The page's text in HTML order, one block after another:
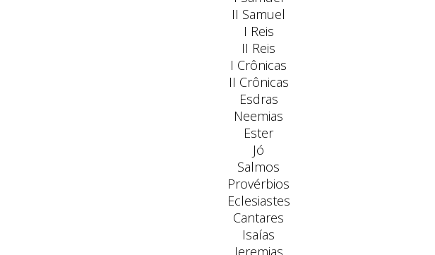
II Samuel
I Reis
II Reis
I Crônicas
II Crônicas
Esdras
Neemias
Ester
Jó
Salmos
Provérbios
Eclesiastes
Cantares
Isaías
Jeremias